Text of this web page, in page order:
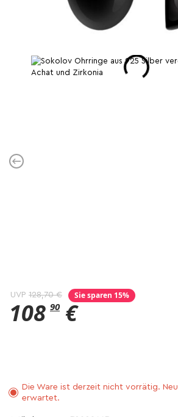
UVP 128,70 € Sie sparen 15%
108 90 €
Die Ware ist derzeit nicht vorrätig.
erwartet.